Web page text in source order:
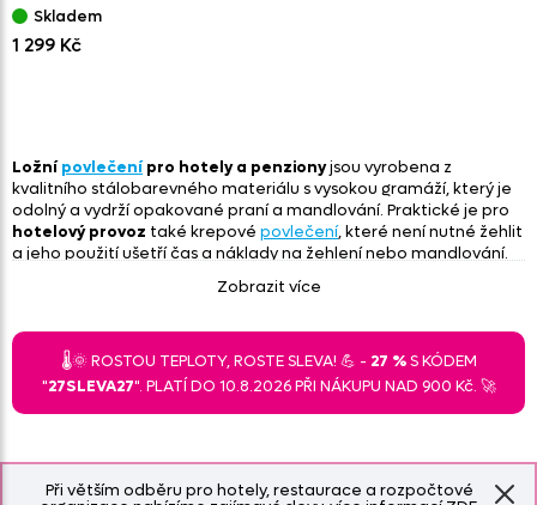
Při větším odběru pro hotely, restaurace a rozpočtové
Ložnípovlečenípro hotely a penzionyjsou vyrobena z
kvalitního stálobarevného materiálu s vysokou gramáží, který je
odolný a vydrží opakované praní a mandlování. Praktické je pro
hotelový provoz také krepové povlečení, které není nutné žehlit
a jeho použití ušetří čas a náklady na žehlení nebo mandlování.
Najdou své uplatnění v moderně zařízeném
radu, jsme vám k dispozici
poskytujeme zvýhodněné ceny pro penziony, wellness provozy a
veřejné instituce.
Hotelové povlečení
Zobrazit více
Skladem
1 299 Kč
🌡️🌞 ROSTOU TEPLOTY, ROSTE SLEVA! 💪 - 27 %S KÓDEM
"27SLEVA27". PLATÍ DO 10.8.2026 PŘI NÁKUPU NAD 900 Kč. 🚀